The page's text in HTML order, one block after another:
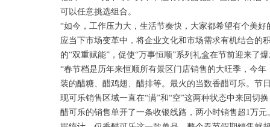
可以任意挑选组合。
“如今，工作压力大，生活节奏快，大家都希望有个美好
应当下市场变革中，将企业文化和市场需求有机结合的
的“双重赋能”，促使“万事恒顺”系列礼盒在节前迎来了
“春节档是历年来恒顺所有景区门店销售的大旺季，今
装的醋糖、醋鸡翅、醋排等。最火的当数香醋可乐。节
现可乐销售区域一直在“满”和“空”这两种状态中来回切
醋可乐的销售单开了一条收银线路，两小时销售超1万元